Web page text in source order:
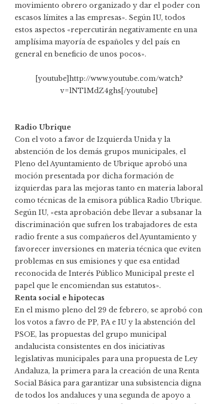
movimiento obrero organizado y dar el poder con
escasos límites a las empresas». Según IU, todos
estos aspectos «repercutirán negativamente en una
amplísima mayoría de españoles y del país en
general en beneficio de unos pocos».
[youtube]http://www.youtube.com/watch?
v=lNT1MdZ4ghs[/youtube]
Radio Ubrique
Con el voto a favor de Izquierda Unida y la
abstención de los demás grupos municipales, el
Pleno del Ayuntamiento de Ubrique aprobó una
moción presentada por dicha formación de
izquierdas para las mejoras tanto en materia laboral
como técnicas de la emisora pública Radio Ubrique.
Según IU, «esta aprobación debe llevar a subsanar la
discriminación que sufren los trabajadores de esta
radio frente a sus compañeros del Ayuntamiento y
favorecer inversiones en materia técnica que eviten
problemas en sus emisiones y que esa entidad
reconocida de Interés Público Municipal preste el
papel que le encomiendan sus estatutos».
Renta social e hipotecas
En el mismo pleno del 29 de febrero, se aprobó con
los votos a favro de PP, PA e IU y la abstención del
PSOE, las propuestas del grupo municipal
andalucista consistentes en dos iniciativas
legislativas municipales para una propuesta de Ley
Andaluza, la primera para la creación de una Renta
Social Básica para garantizar una subsistencia digna
de todos los andaluces y una segunda de apoyo a